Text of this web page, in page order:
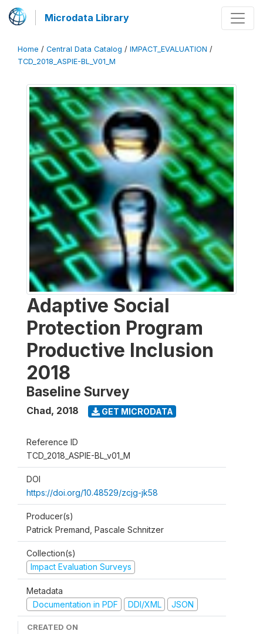
Microdata Library
Home / Central Data Catalog / IMPACT_EVALUATION /
TCD_2018_ASPIE-BL_V01_M
Adaptive Social
Protection Program
Productive Inclusion
2018
Baseline Survey
Chad, 2018 GET MICRODATA
Reference ID
TCD_2018_ASPIE-BL_v01_M
DOI
https://doi.org/10.48529/zcjg-jk58
Producer(s)
Patrick Premand, Pascale Schnitzer
Collection(s)
Impact Evaluation Surveys
Metadata
Documentation in PDF
DDI/XML JSON
CREATED ON